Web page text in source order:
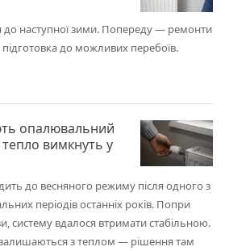
до наступної зими. Попереду — ремонти
до можливих перебоїв.
опалювальний
вимкнуть у
до весняного режиму після одного з
періодів останніх років. Попри
систему вдалося втримати стабільною.
з теплом — рішення там